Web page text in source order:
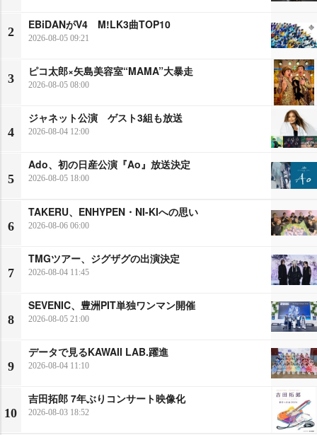
2
EBiDANがV4 M!LK3曲TOP10
2026-08-05 09:21
3
ピコ太郎×矢島美容室“MAMA”大暴走
2026-08-05 08:00
4
ジャネット公演 ゲスト3組も放送
2026-08-04 12:00
5
Ado、初の日産公演『Ao』放送決定
2026-08-05 18:00
6
TAKERU、ENHYPEN・NI-KIへの思い
2026-08-06 06:00
7
TMGツアー、ジグザグの出演決定
2026-08-04 11:45
8
SEVENIC、豊洲PIT単独ワンマン開催
2026-08-05 21:00
9
データで見るKAWAII LAB.躍進
2026-08-04 11:10
10
吉田拓郎 7年ぶりコンサート映像化
2026-08-03 18:52